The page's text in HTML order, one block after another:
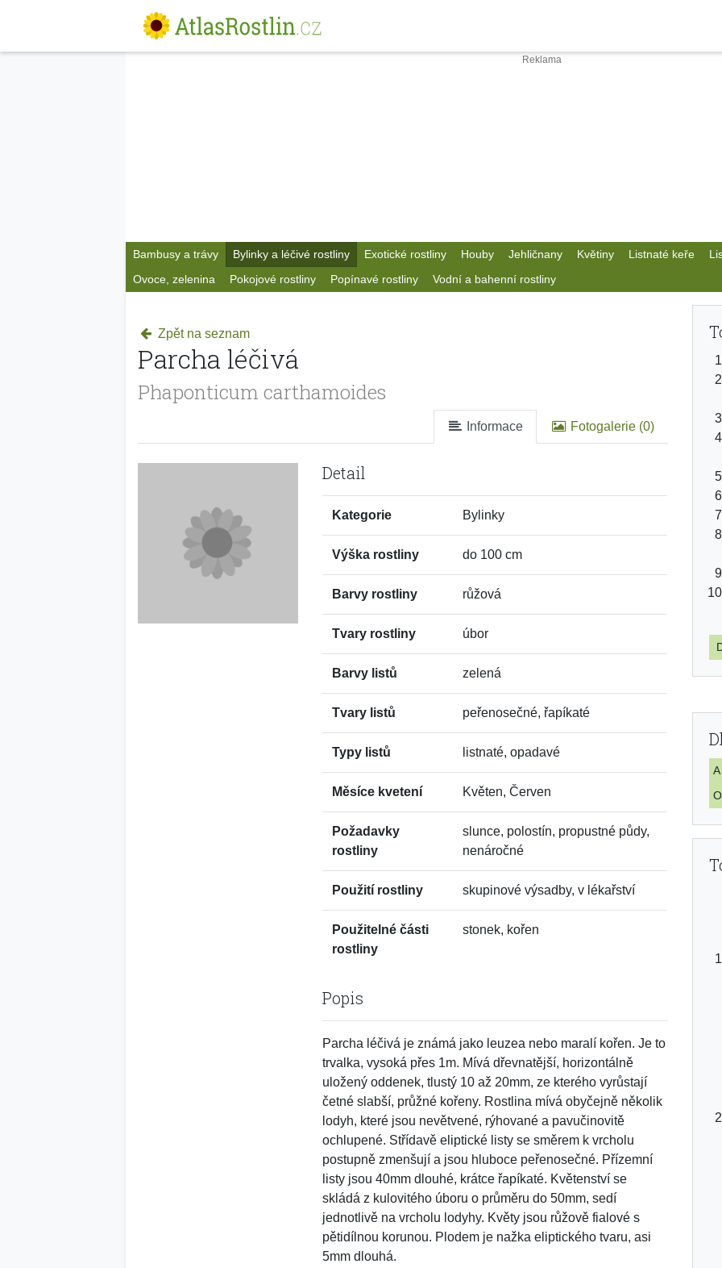
Bambusy a trávy Bylinky a léčivé rostliny Exotické rostliny Houby Jehličnany Květiny Listnaté keře
Ovoce, zelenina
Pokojové rostliny Popínavé rostliny Vodní a bahenní rostliny
Zpět na seznam
Parcha léčivá
Phaponticum carthamoides
Informace Fotogalerie (0)
Detail
Kategorie Bylinky
Výška rostliny do 100 cm
Barvy rostliny růžová
Tvary rostliny úbor
Barvy listů zelená
Tvary listů peřenosečné, řapíkaté
Typy listů listnaté, opadavé
Měsíce kvetení Květen, Červen
Požadavky
rostliny
slunce, polostín, propustné půdy,
nenáročné
Použití rostliny skupinové výsadby, v lékařství
Použitelné části
rostliny
stonek, kořen
Popis
Parcha léčivá je známá jako leuzea nebo maralí kořen. Je to
trvalka, vysoká přes 1m. Mívá dřevnatější, horizontálně
uložený oddenek, tlustý 10 až 20mm, ze kterého vyrůstají
četné slabší, průžné kořeny. Rostlina mívá obyčejně několik
lodyh, které jsou nevětvené, rýhované a pavučinovitě
ochlupené. Střídavě eliptické listy se směrem k vrcholu
postupně zmenšují a jsou hluboce peřenosečné. Přízemní
listy jsou 40mm dlouhé, krátce řapíkaté. Květenství se
skládá z kulovitého úboru o průměru do 50mm, sedí
jednotlivě na vrcholu lodyhy. Květy jsou růžově fialové s
pětidílnou korunou. Plodem je nažka eliptického tvaru, asi
5mm dlouhá.
A
O